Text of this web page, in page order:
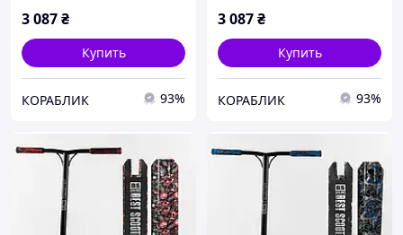
3 087₴
Купить
КОРАБЛИК 93%
3 087₴
Купить
КОРАБЛИК 93%